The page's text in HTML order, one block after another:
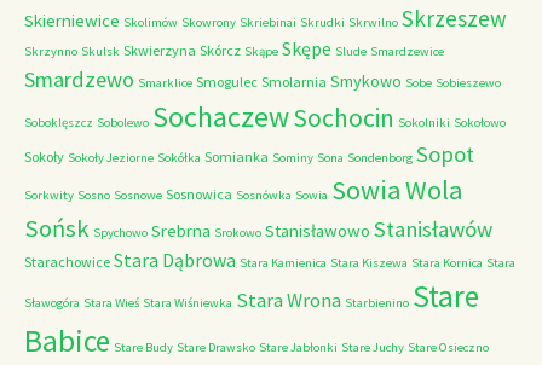
Skierniewice Skolimów Skowrony Skriebinai Skrudki Skrwilno Skrzeszew
Skrzynno Skulsk Skwierzyna Skórcz Skąpe Skępe Slude Smardzewice
Smardzewo Smarklice Smogulec Smolarnia Smykowo Sobe Sobieszewo
Soboklęszcz Sobolewo SochaczewSochocin Sokolniki Sokołowo
Sokoły Sokoły Jeziorne Sokółka Somianka Sominy Sona Sondenborg Sopot
Sorkwity Sosno Sosnowe Sosnowica Sosnówka Sowia Sowia Wola
Sońsk Spychowo Srebrna Srokowo Stanisławowo Stanisławów
Starachowice Stara Dąbrowa Stara Kamienica Stara Kiszewa Stara Kornica Stara
Sławogóra Stara Wieś Stara Wiśniewka Stara Wrona Starbienino Stare
Babice Stare Budy Stare Drawsko Stare Jabłonki Stare Juchy Stare Osieczno